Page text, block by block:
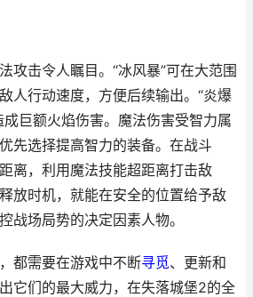
攻击令人瞩目。“冰风暴”可在大范围
人行动速度，方便后续输出。“炎爆
巨额火焰伤害。魔法伤害受智力属
先选择提高智力的装备。在战斗
离，利用魔法技能超距离打击敌
放时机，就能在安全的位置给予敌
战场局势的决定因素人物。
都需要在游戏中不断寻觅、更新和
它们的最大威力，在失落城堡2的全